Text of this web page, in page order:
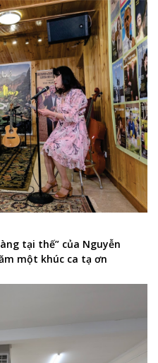
tại thế” của Nguyễn
một khúc ca tạ ơn